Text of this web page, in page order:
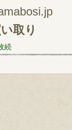
取り
続